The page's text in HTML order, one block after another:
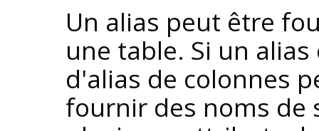
Un alias peut être
une table. Si un
d'alias de colonnes
fournir des noms